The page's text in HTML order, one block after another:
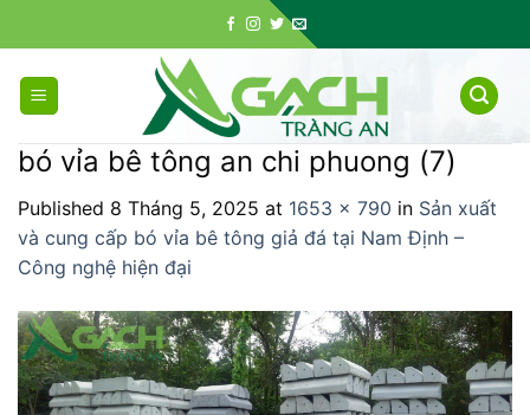
to
content
bó vỉa bê tông an chi phuong (7)
Published 8 Tháng 5, 2025 at 1653 × 790 in Sản xuất
và cung cấp bó vỉa bê tông giả đá tại Nam Định –
Công nghệ hiện đại